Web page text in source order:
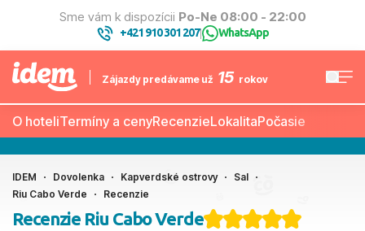
Sme vám k dispozícii Po-Ne 08:00 - 22:00
+421 910 301 207| WhatsApp
Zájazdy predávame už 15 rokov
O hoteliTermíny a cenyRecenzieLokalitaPočasie
IDEM Dovolenka Kapverdské ostrovy
Sal
Riu Cabo Verde
Recenzie
Recenzie Riu Cabo Verde